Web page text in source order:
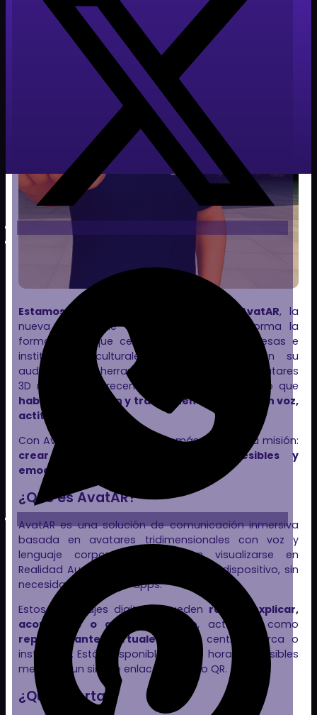
Estamos emocionados de presentar AvatAR, la
nueva vertical de Clon Digital que transforma la
forma en la que centros educativos, empresas e
instituciones culturales se comunican con su
audiencia. Una herramienta con la que los avatares
3D no solo aparecen en tu entorno real, sino que
hablan, se mueven y transmiten mensajes con voz,
actitud y presencia
.
Con AvatAR, damos un paso más en nuestra misión:
crear experiencias inmersivas, accesibles y
emocionalmente conectadas
¿Qué es AvatAR?
AvatAR es una solución de comunicación inmersiva
basada en avatares tridimensionales con voz y
lenguaje corporal, que pueden visualizarse en
Realidad Aumentada desde cualquier dispositivo, sin
necesidad de instalar apps.
Estos personajes digitales pueden recibir, explicar,
acompañar o guiar
al usuario, actuando como
representantes virtuales
de tu centro, marca o
institución. Están disponibles las 24 horas, accesibles
mediante un simple enlace o código QR.
¿Qué aporta?